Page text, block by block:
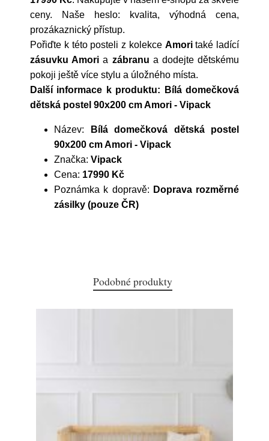
ceny. Naše heslo: kvalita, výhodná cena,
prozákaznický přístup.
Pořiďte k této posteli z kolekce Amoritaké ladící
zásuvku Amori a zábranu a dodejte dětskému
pokoji ještě více stylu a úložného místa.
Další informace k produktu: Bílá domečková
dětská postel 90x200 cm Amori - Vipack
Název:
Bílá domečková dětská postel
90x200 cm Amori - Vipack
Značka: Vipack
Cena: 17990 Kč
Poznámka k dopravě: Doprava rozměrné
zásilky (pouze ČR)
Podobné produkty